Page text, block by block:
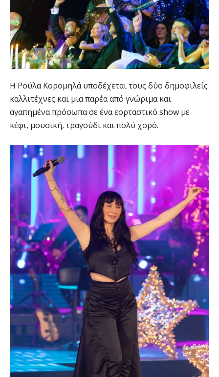
Η Ρούλα Κορομηλά υποδέχεται τους δύο δημοφιλείς
καλλιτέχνες και μια παρέα από γνώριμα και
αγαπημένα πρόσωπα σε ένα εορταστικό show με
κέφι, μουσική, τραγούδι και πολύ χορό.